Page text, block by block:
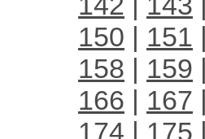
150 | 151
158 | 159
166 | 167
174 | 175